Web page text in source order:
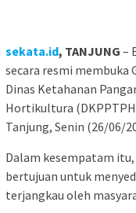
sekata.id, TANJUNG –
secara resmi membuka
Dinas Ketahanan
Hortikultura
Tanjung, Senin (26/06/
Dalam kesempatam
bertujuan untuk
terjangkau oleh